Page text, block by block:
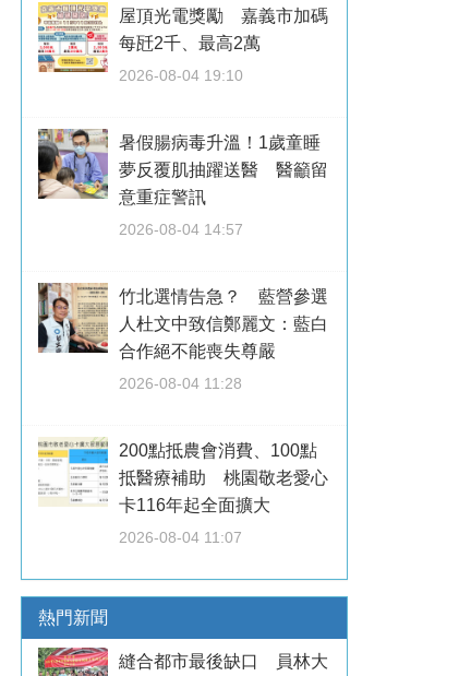
屋頂光電獎勵 嘉義市加碼
每瓩2千、最高2萬
2026-08-04 19:10
暑假腸病毒升溫！1歲童睡
夢反覆肌抽躍送醫 醫籲留
意重症警訊
2026-08-04 14:57
竹北選情告急？ 藍營參選
人杜文中致信鄭麗文：藍白
合作絕不能喪失尊嚴
2026-08-04 11:28
200點抵農會消費、100點
抵醫療補助 桃園敬老愛心
卡116年起全面擴大
2026-08-04 11:07
熱門新聞
縫合都市最後缺口 員林大